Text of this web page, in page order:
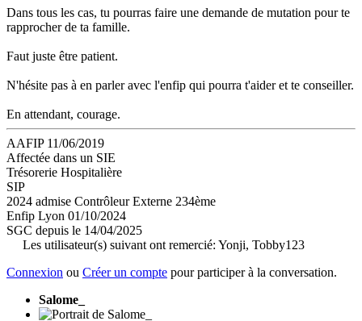
Dans tous les cas, tu pourras faire une demande de mutation pour te
rapprocher de ta famille.
Faut juste être patient.
N'hésite pas à en parler avec l'enfip qui pourra t'aider et te conseiller.
En attendant, courage.
AAFIP 11/06/2019
Affectée dans un SIE
Trésorerie Hospitalière
SIP
2024 admise Contrôleur Externe 234ème
Enfip Lyon 01/10/2024
SGC depuis le 14/04/2025
Les utilisateur(s) suivant ont remercié: Yonji, Tobby123
Connexion ou Créer un compte pour participer à la conversation.
Salome_